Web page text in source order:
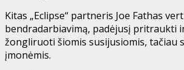
Kitas „Eclipse“ partneris Joe Fathas
bendradarbiavimą, padėjusį pritraukti
žongliruoti šiomis susijusiomis, tačiau
įmonėmis.